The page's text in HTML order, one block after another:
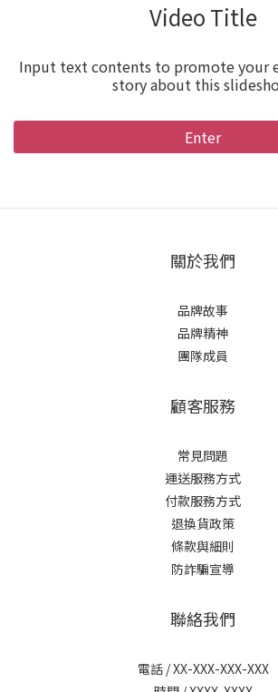
Video Title
Input text contents to promote your
story about this
Enter
關於我們
品牌故事
品牌精神
團隊成員
顧客服務
常見問題
運送服務方式
付款服務方式
退換貨政策
條款與細則
防詐騙宣導
聯絡我們
電話 / XX-XXX-XXX-XXX